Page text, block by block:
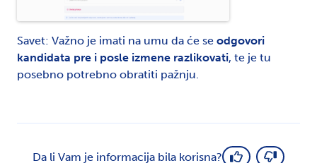
Savet: Važno je imati na umu da će se odgovori
kandidata pre i posle izmene razlikovati, te je tu
posebno potrebno obratiti pažnju.
Da li Vam je informacija bila korisna?